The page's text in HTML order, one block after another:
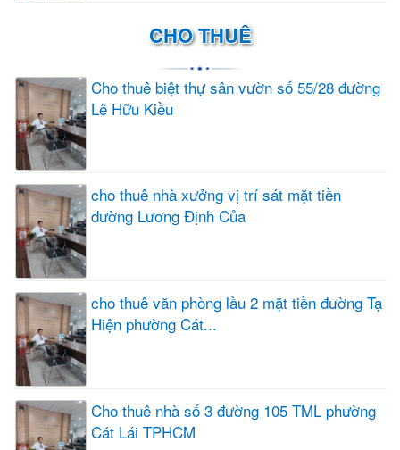
CHO THUÊ
Cho thuê biệt thự sân vườn số 55/28 đường
Lê Hữu Kiều
cho thuê nhà xưởng vị trí sát mặt tiền
đường Lương Định Của
cho thuê văn phòng lầu 2 mặt tiền đường Tạ
Hiện phường Cát...
Cho thuê nhà số 3 đường 105 TML phường
Cát Lái TPHCM